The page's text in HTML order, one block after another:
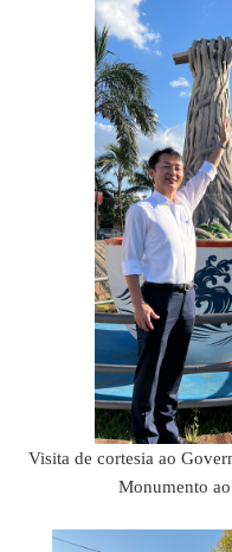
Visita de cortesia ao
Monumento ao